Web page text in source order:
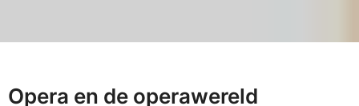
Opera en de operawereld